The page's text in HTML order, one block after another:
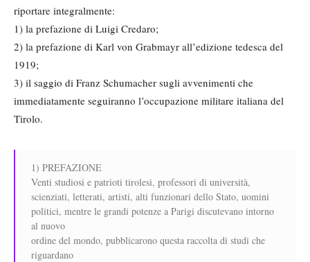
riportare integralmente:
1) la prefazione di Luigi Credaro;
2) la prefazione di Karl von Grabmayr all’edizione tedesca del
1919;
3) il saggio di Franz Schumacher sugli avvenimenti che
immediatamente seguiranno l’occupazione militare italiana del
Tirolo.
1) PREFAZIONE
Venti studiosi e patrioti tirolesi, professori di università,
scienziati, letterati, artisti, alti funzionari dello Stato, uomini
politici, mentre le grandi potenze a Parigi discutevano intorno
al nuovo
ordine del mondo, pubblicarono questa raccolta di studi che
riguardano